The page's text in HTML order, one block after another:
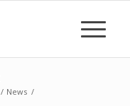
/ News /